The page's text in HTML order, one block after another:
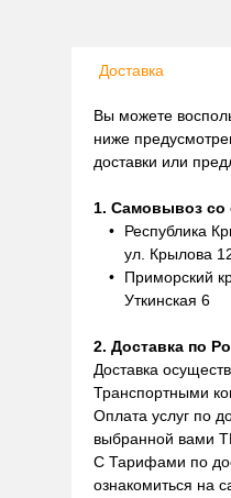
Доставка
Вы можете
ниже
доставки или
1. Самовывоз со
Республика
ул. Крылова
Приморский
Уткинская 6
2. Доставка по
Доставка
Транспортными
Оплата услуг по
выбранной вами
С Тарифами по
ознакомиться на